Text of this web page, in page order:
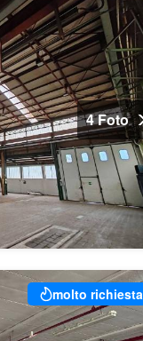
4 Foto
molto richiesta